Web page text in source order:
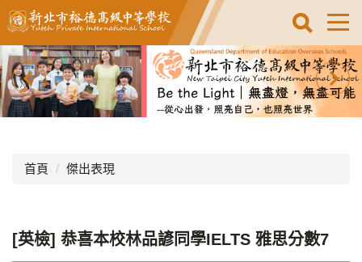
跳
到
主
要
內
容
區
首頁 傑出表現
[英檢] 恭喜本校林品諺同學IELTS 雅思分數7